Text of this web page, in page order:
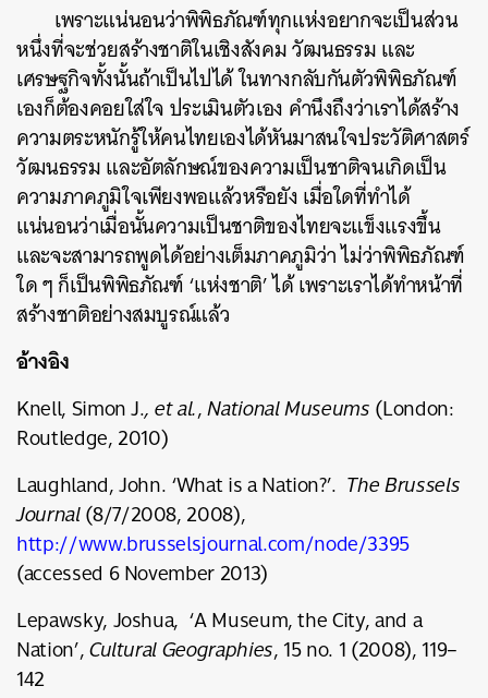
เพราะแน่นอนว่าพิพิธภัณฑ์ทุกแห่งอยากจะเป็นส่วน
หนึ่งที่จะช่วยสร้างชาติในเชิงสังคม วัฒนธรรม และ
เศรษฐกิจทั้งนั้นถ้าเป็นไปได้ ในทางกลับกันตัวพิพิธภัณฑ์
เองก็ต้องคอยใส่ใจ ประเมินตัวเอง คำนึงถึงว่าเราได้สร้าง
ความตระหนักรู้ให้คนไทยเองได้หันมาสนใจประวัติศาสตร์
วัฒนธรรม และอัตลักษณ์ของความเป็นชาติจนเกิดเป็น
ความภาคภูมิใจเพียงพอแล้วหรือยัง เมื่อใดที่ทำได้
แน่นอนว่าเมื่อนั้นความเป็นชาติของไทยจะแข็งแรงขึ้น
และจะสามารถพูดได้อย่างเต็มภาคภูมิว่า ไม่ว่าพิพิธภัณฑ์
ใด ๆ ก็เป็นพิพิธภัณฑ์ ‘แห่งชาติ’ ได้ เพราะเราได้ทำหน้าที่
สร้างชาติอย่างสมบูรณ์แล้ว
อ้างอิง
Knell, Simon J., et al.,National Museums(London:
Routledge, 2010)
Laughland, John.‘What is a Nation?’. The Brussels
Journal(8/7/2008, 2008),
http://www.brusselsjournal.com/node/3395
(accessed 6 November 2013)
Lepawsky, Joshua, ‘A Museum, the City, and a
Nation’,Cultural Geographies, 15 no.1(2008), 119–
142